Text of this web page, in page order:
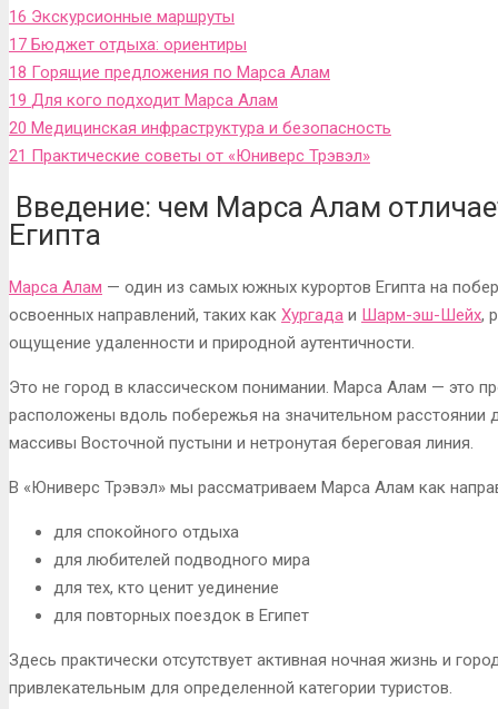
16 Экскурсионные маршруты
17 Бюджет отдыха: ориентиры
18 Горящие предложения по Марса Алам
19 Для кого подходит Марса Алам
20 Медицинская инфраструктура и безопасность
21 Практические советы от «Юниверс Трэвэл»
Введение: чем Марса Алам
Египта
Марса Алам — один из самых южных курортов Египта на
освоенных направлений, таких как Хургада и Шарм-эш-Шейх,
ощущение удаленности и природной аутентичности.
Это не город в классическом понимании. Марса Алам — это
расположены вдоль побережья на значительном расстоянии
массивы Восточной пустыни и нетронутая береговая линия.
В «Юниверс Трэвэл» мы рассматриваем Марса Алам как
для спокойного отдыха
для любителей подводного мира
для тех, кто ценит уединение
для повторных поездок в Египет
Здесь практически отсутствует активная ночная жизнь и
привлекательным для определенной категории туристов.